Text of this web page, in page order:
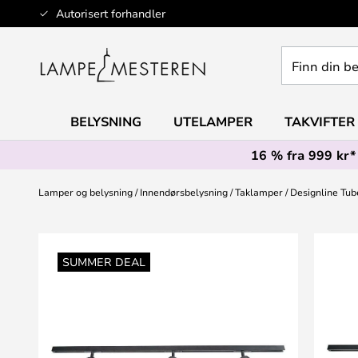
Autorisert forhandler
Hopp
til
din
BELYSNING UTELAMPER TAKVIFTER
16 % fra 999 kr*
Lamper og belysning Innendørsbelysning Taklamper Designline
SUMMER DEAL